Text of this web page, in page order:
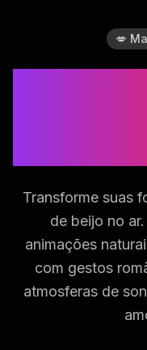
💋
Transforme suas
de beijo no
animações
com gestos
atmosferas de